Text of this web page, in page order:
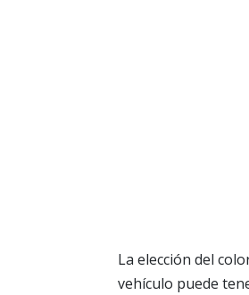
La elección del
vehículo puede